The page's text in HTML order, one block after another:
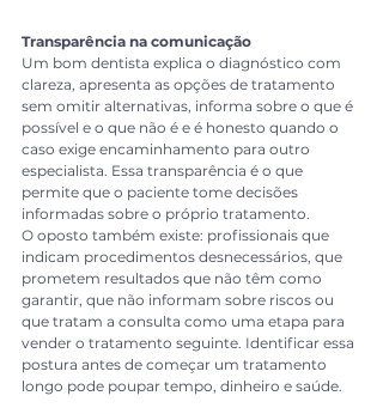
Transparência na comunicação
Um bom dentista explica o diagnóstico com
clareza, apresenta as opções de tratamento
sem omitir alternativas, informa sobre o que é
possível e o que não é e é honesto quando o
caso exige encaminhamento para outro
especialista. Essa transparência é o que
permite que o paciente tome decisões
informadas sobre o próprio tratamento.
O oposto também existe: profissionais que
indicam procedimentos desnecessários, que
prometem resultados que não têm como
garantir, que não informam sobre riscos ou
que tratam a consulta como uma etapa para
vender o tratamento seguinte. Identificar essa
postura antes de começar um tratamento
longo pode poupar tempo, dinheiro e saúde.